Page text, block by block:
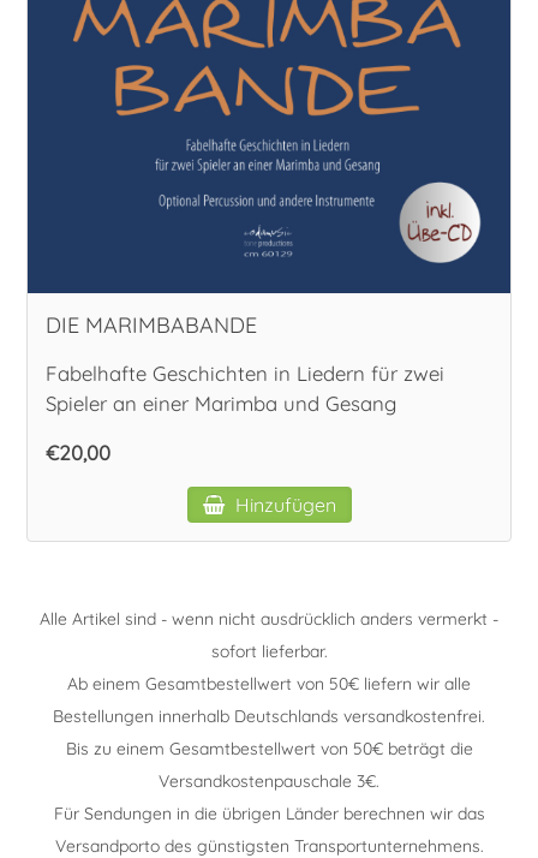
DIE MARIMBABANDE
Fabelhafte Geschichten in Liedern für zwei
Spieler an einer Marimba und Gesang
€20,00
Hinzufügen
Alle Artikel sind - wenn nicht ausdrücklich anders vermerkt -
sofort lieferbar.
Ab einem Gesamtbestellwert von 50€ liefern wir alle
Bestellungen innerhalb Deutschlands versandkostenfrei.
Bis zu einem Gesamtbestellwert von 50€ beträgt die
Versandkostenpauschale 3€.
Für Sendungen in die übrigen Länder berechnen wir das
Versandporto des günstigsten Transportunternehmens.